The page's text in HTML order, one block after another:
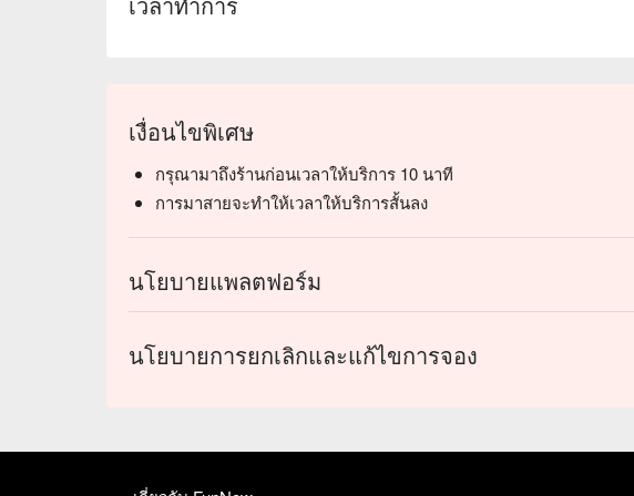
เงื่อนไขพิเศษ
กรุณามาถึงร้านก่อนเวลาให้บริการ 10 นาที
การมาสายจะทำให้เวลาให้บริการสั้นลง
นโยบายแพลตฟอร์ม
นโยบายการยกเลิกและแก้ไขการจอง